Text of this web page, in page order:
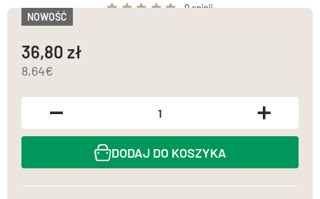
0 opinii
NOWOŚĆ
36,80
8,64
DODAJ DO KOSZYKA